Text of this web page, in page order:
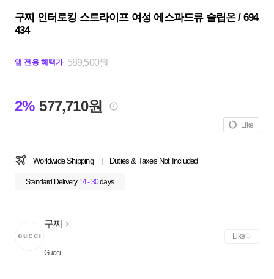
구찌 인터로킹 스트라이프 여성 에스파드류 슬립온 / 694
434
앱 전용 혜택가 589,500원
2% 577,710원
Like
Worldwide Shipping Duties & Taxes Not Included
Standard Delivery 14 - 30days
구찌
Gucci
Like